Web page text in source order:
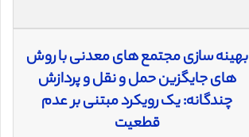
بهینه سازی مجتمع های معدنی با روش
های جایگزین حمل و نقل و پردازش
چندگانه: یک رویکرد مبتنی بر عدم
قطعیت